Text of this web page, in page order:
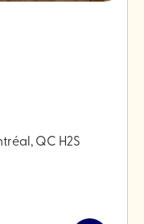
QC H2S